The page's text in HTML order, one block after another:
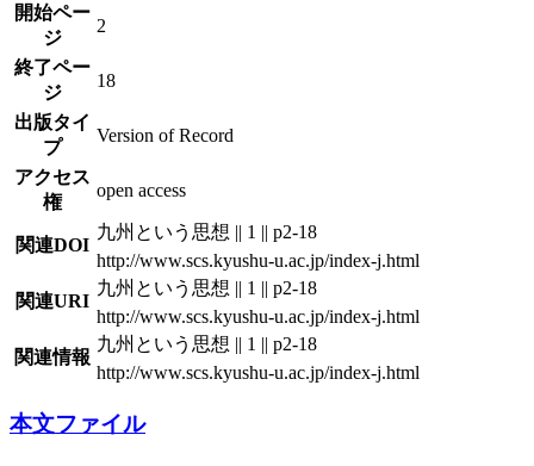
開始ペー
ジ
2
終了ペー
ジ
18
出版タイ
プ
Version of Record
アクセス
権
open access
関連DOI
九州という思想 || 1 || p2-18
http://www.scs.kyushu-u.ac.jp/index-j.html
関連URI
九州という思想 || 1 || p2-18
http://www.scs.kyushu-u.ac.jp/index-j.html
関連情報
九州という思想 || 1 || p2-18
http://www.scs.kyushu-u.ac.jp/index-j.html
本文ファイル